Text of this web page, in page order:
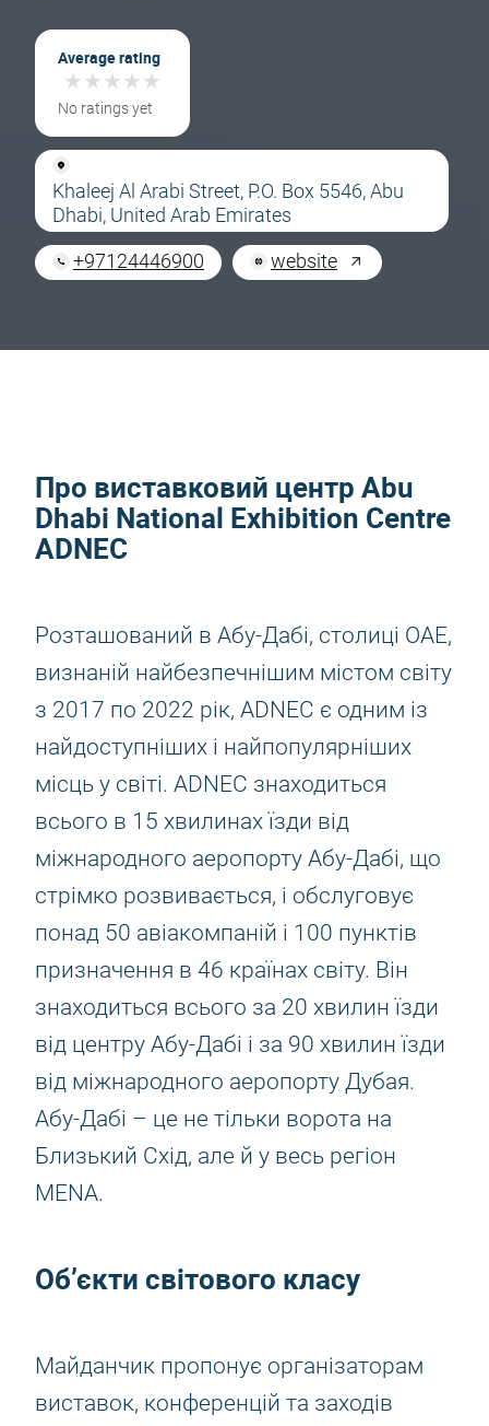
Average rating
★★★★★
★★★★★
No ratings yet
Khaleej Al Arabi Street, P.O. Box 5546, Abu
Dhabi, United Arab Emirates
+97124446900
website
Про виставковий центр Abu
Dhabi National Exhibition Centre
ADNEC
Розташований в Абу-Дабі, столиці ОАЕ,
визнаній найбезпечнішим містом світу
з 2017 по 2022 рік, ADNEC є одним із
найдоступніших і найпопулярніших
місць у світі. ADNEC знаходиться
всього в 15 хвилинах їзди від
міжнародного аеропорту Абу-Дабі, що
стрімко розвивається, і обслуговує
понад 50 авіакомпаній і 100 пунктів
призначення в 46 країнах світу. Він
знаходиться всього за 20 хвилин їзди
від центру Абу-Дабі і за 90 хвилин їзди
від міжнародного аеропорту Дубая.
Абу-Дабі – це не тільки ворота на
Близький Схід, але й у весь регіон
MENA.
Об’єкти світового класу
Майданчик пропонує організаторам
виставок, конференцій та заходів